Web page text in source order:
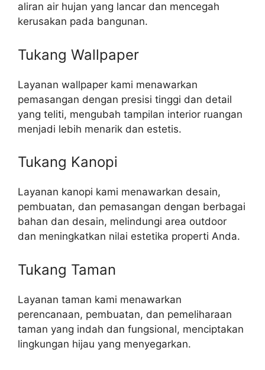
aliran air hujan yang lancar dan mencegah
kerusakan pada bangunan.
Tukang Wallpaper
Layanan wallpaper kami menawarkan
pemasangan dengan presisi tinggi dan detail
yang teliti, mengubah tampilan interior ruangan
menjadi lebih menarik dan estetis.
Tukang Kanopi
Layanan kanopi kami menawarkan desain,
pembuatan, dan pemasangan dengan berbagai
bahan dan desain, melindungi area outdoor
dan meningkatkan nilai estetika properti Anda.
Tukang Taman
Layanan taman kami menawarkan
perencanaan, pembuatan, dan pemeliharaan
taman yang indah dan fungsional, menciptakan
lingkungan hijau yang menyegarkan.